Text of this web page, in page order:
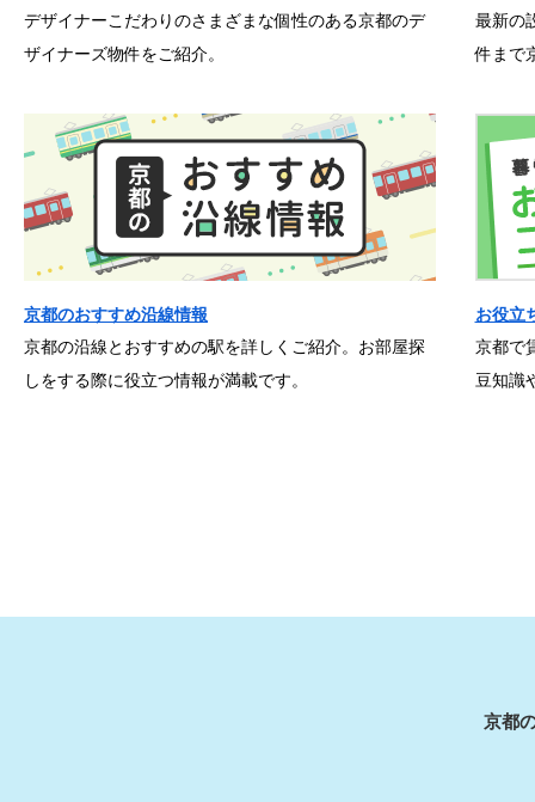
デザイナーこだわりのさまざまな個性のある京都のデ
ザイナーズ物件をご紹介。
最新の
件まで
京都のおすすめ沿線情報
京都の沿線とおすすめの駅を詳しくご紹介。お部屋探
しをする際に役立つ情報が満載です。
お役立
京都で
豆知識
京都